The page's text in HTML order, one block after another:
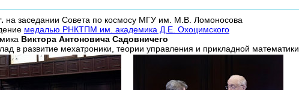
на заседании Совета по космосу МГУ им. М.В. Ломоносова
медалью РНКТПМ им. академика Д.Е. Охоцимского
Виктора Антоновича Садовничего
в развитие мехатроники, теории управления и прикладной математики.